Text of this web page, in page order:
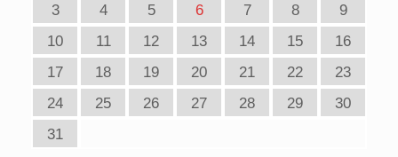
3
4 5 6 7 8
9
10
11 12 13 14 15
16
17
18 19 20 21 22
23
24
25 26 27 28 29
30
31